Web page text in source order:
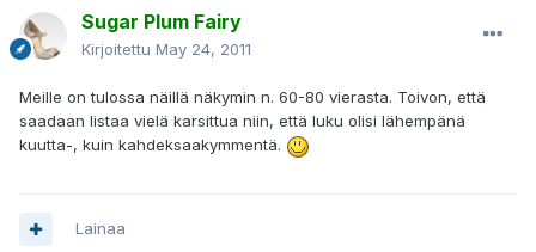
Sugar Plum Fairy
Kirjoitettu May 24, 2011
Meille on tulossa näillä näkymin n. 60-80 vierasta. Toivon, että
saadaan listaa vielä karsittua niin, että luku olisi lähempänä
kuutta-, kuin kahdeksaakymmentä.
Lainaa